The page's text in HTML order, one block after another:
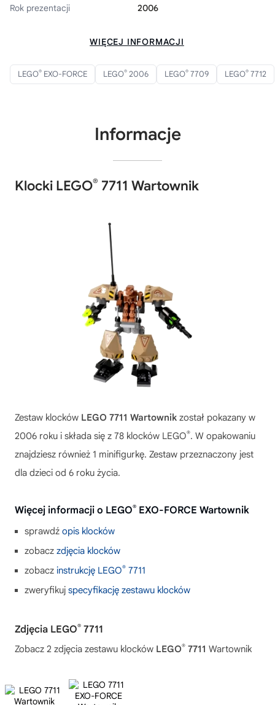
Rok prezentacji
2006
WIĘCEJ INFORMACJI
LEGO® EXO-FORCE LEGO® 2006 LEGO® 7709 LEGO® 7712
Informacje
Klocki LEGO® 7711 Wartownik
Zestaw klocków LEGO 7711 Wartownik został pokazany w
2006 roku i składa się z 78 klocków LEGO®. W opakowaniu
znajdziesz również 1 minifigurkę. Zestaw przeznaczony jest
dla dzieci od 6 roku życia.
Więcej informacji o LEGO® EXO-FORCE Wartownik
sprawdź opis klocków
zobacz zdjęcia klocków
zobacz instrukcję LEGO® 7711
zweryfikuj specyfikację zestawu klocków
Zdjęcia LEGO® 7711
Zobacz 2 zdjęcia zestawu klocków LEGO® 7711 Wartownik